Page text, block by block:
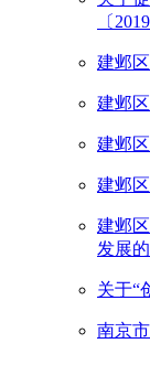
〔
建邺
建邺
建邺
建邺
建邺
发展
关于“
南京